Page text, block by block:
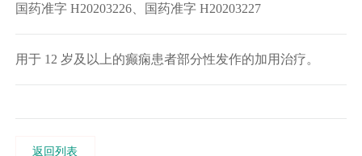
国药准字 H20203226、国药准字 H20203227
用于 12 岁及以上的癫痫患者部分性发作的加用治疗。
返回列表